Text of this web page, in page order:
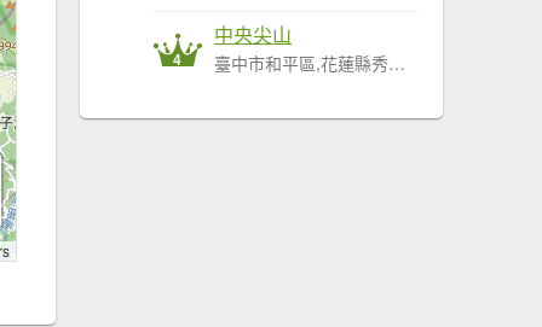
4
中央尖山
臺中市和平區,花蓮縣秀林鄉